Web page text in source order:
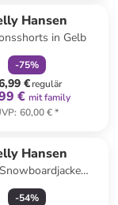
Hansen
in Gelb
-75%
€regulär
€ mit family
: 60,00 €*
Hansen
in Creme/ Khaki
-54%